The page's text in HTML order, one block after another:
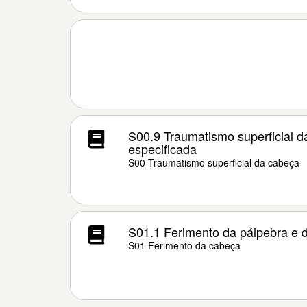
S00.9 Traumatismo superficial
especificada
S00 Traumatismo superficial da cabeça
S01.1 Ferimento da pálpebra e
S01 Ferimento da cabeça